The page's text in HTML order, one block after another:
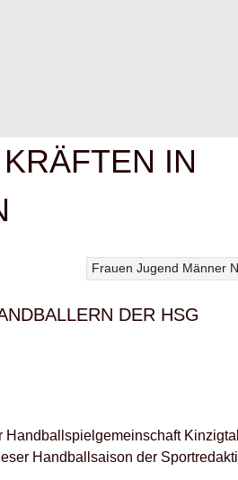
TRAININGSZEITEN
IN
Frauen Jugend Männer
DER HSG
Handballsaison der